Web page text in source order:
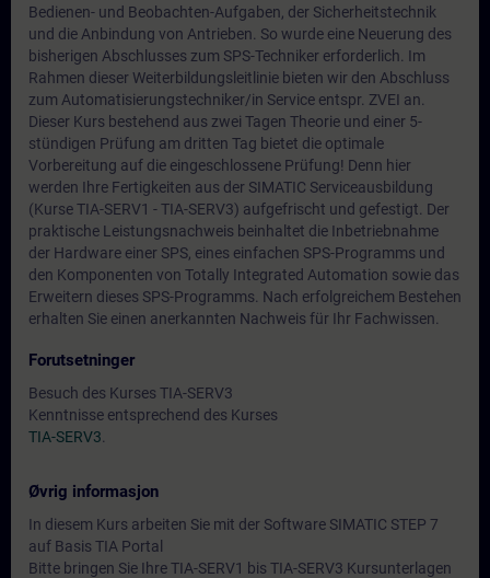
Bedienen- und Beobachten-Aufgaben, der Sicherheitstechnik
und die Anbindung von Antrieben. So wurde eine Neuerung des
bisherigen Abschlusses zum SPS-Techniker erforderlich. Im
Rahmen dieser Weiterbildungsleitlinie bieten wir den Abschluss
zum Automatisierungstechniker/in Service entspr. ZVEI an.
Dieser Kurs bestehend aus zwei Tagen Theorie und einer 5-
stündigen Prüfung am dritten Tag bietet die optimale
Vorbereitung auf die eingeschlossene Prüfung! Denn hier
werden Ihre Fertigkeiten aus der SIMATIC Serviceausbildung
(Kurse TIA-SERV1 - TIA-SERV3) aufgefrischt und gefestigt. Der
praktische Leistungsnachweis beinhaltet die Inbetriebnahme
der Hardware einer SPS, eines einfachen SPS-Programms und
den Komponenten von Totally Integrated Automation sowie das
Erweitern dieses SPS-Programms. Nach erfolgreichem Bestehen
erhalten Sie einen anerkannten Nachweis für Ihr Fachwissen.
Forutsetninger
Besuch des Kurses TIA-SERV3
Kenntnisse entsprechend des Kurses
TIA-SERV3
Øvrig informasjon
In diesem Kurs arbeiten Sie mit der Software SIMATIC STEP 7
auf Basis TIA Portal
Bitte bringen Sie Ihre TIA-SERV1 bis TIA-SERV3 Kursunterlagen